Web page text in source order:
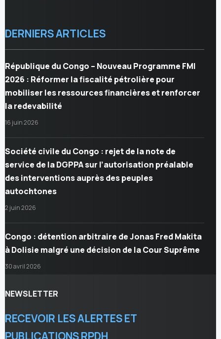
DERNIERS ARTICLES
République du Congo – Nouveau Programme FMI
2026 : Réformer la fiscalité pétrolière pour
mobiliser les ressources financières et renforcer
la redevabilité
16 juin 2026
Société civile du Congo : rejet de la note de
service de la DGPPA sur l’autorisation préalable
des interventions auprès des peuples
autochtones
2 juin 2026
Congo : détention arbitraire de Jonas Fred Makita
à Dolisie malgré une décision de la Cour Suprême
30 avril 2026
NEWSLETTER
RECEVOIR LES ALERTES ET
PUBLICATIONS RPDH